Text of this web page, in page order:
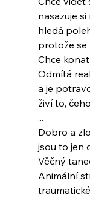
nasazuje
hledá
protože
Chce
Odmítá
a je
živí to,
...
Dobro a
jsou to jen
Věčný
Animální